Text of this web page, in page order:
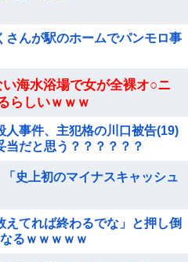
さんが駅のホームでパンモロ事
海水浴場で女が全裸オ○ニ
らしいｗｗｗ
人事件、主犯格の川口被告(19)
だと思う？？？？？？
史上初のマイナスキャッシュ
てれば終わるでな」と押し倒
るｗｗｗｗｗ